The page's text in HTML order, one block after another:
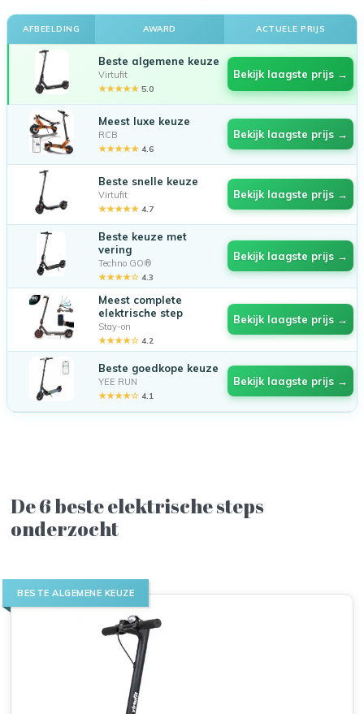
AFBEELDING AWARD ACTUELE PRIJS
Beste algemene keuze
Virtufit
★★★★★ 5.0
Bekijk laagste prijs →
Meest luxe keuze
RCB
★★★★★ 4.6
Bekijk laagste prijs →
Beste snelle keuze
Virtufit
★★★★★ 4.7
Bekijk laagste prijs →
Beste keuze met
vering
Techno GO®
★★★★☆ 4.3
Bekijk laagste prijs →
Meest complete
elektrische step
Stay-on
★★★★☆ 4.2
Bekijk laagste prijs →
Beste goedkope keuze
YEE RUN
★★★★☆ 4.1
Bekijk laagste prijs →
De 6 beste elektrische steps
onderzocht
BESTE ALGEMENE KEUZE